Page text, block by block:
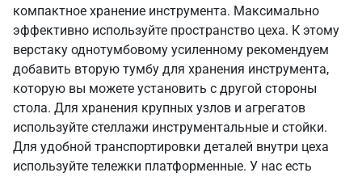
компактное хранение инструмента. Максимально
эффективно используйте пространство цеха. К этому
верстаку однотумбовому усиленному рекомендуем
добавить вторую тумбу для хранения инструмента,
которую вы можете установить с другой стороны
стола. Для хранения крупных узлов и агрегатов
используйте стеллажи инструментальные и стойки.
Для удобной транспортировки деталей внутри цеха
используйте тележки платформенные. У нас есть